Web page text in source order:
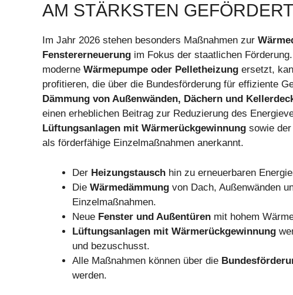
M STÄRKSTEN GEFÖRDERT
Im Jahr 2026 stehen besonders Maßnahmen zur
Fenstererneuerung im Fokus der staatlichen
moderne Wärmepumpe oder Pelletheizung ersetzt,
profitieren, die über die Bundesförderung für effiziente
Dämmung von Außenwänden, Dächern und
einen erheblichen Beitrag zur Reduzierung des
Lüftungsanlagen mit Wärmerückgewinnung sowie
als förderfähige Einzelmaßnahmen anerkannt.
Der Heizungstausch hin zu erneuerbaren
Die Wärmedämmung von Dach, Außenwänden
Einzelmaßnahmen.
Neue Fenster und Außentüren mit hohem
Lüftungsanlagen mit Wärmerückgewinnung
und bezuschusst.
Alle Maßnahmen können über die
werden.